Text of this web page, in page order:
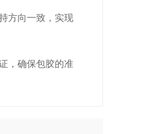
方向一致，实现
，确保包胶的准